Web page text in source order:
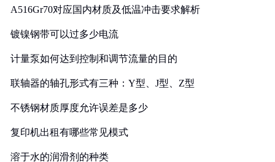
A516Gr70对应国内材质及低温冲击要求解析
镀镍钢带可以过多少电流
计量泵如何达到控制和调节流量的目的
联轴器的轴孔形式有三种：Y型、J型、Z型
不锈钢材质厚度允许误差是多少
复印机出租有哪些常见模式
溶于水的润滑剂的种类